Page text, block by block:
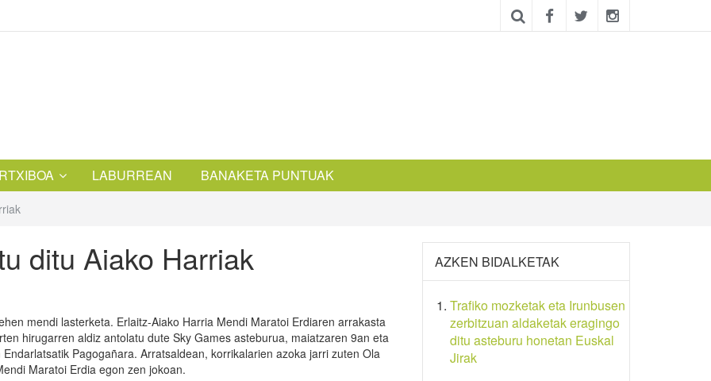
LABURREAN BANAKETA PUNTUAK
ditu Aiako Harriak
mendi lasterketa. Erlaitz-Aiako Harria Mendi Maratoi Erdiaren arrakasta
hirugarren aldiz antolatu dute Sky Games asteburua, maiatzaren 9an eta
Pagogañara. Arratsaldean, korrikalarien azoka jarri zuten Ola
Maratoi Erdia egon zen jokoan.
AZKEN BIDALKETAK
Trafiko mozketak eta Irunbusen
zerbitzuan aldaketak eragingo
ditu asteburu honetan Euskal
Jirak